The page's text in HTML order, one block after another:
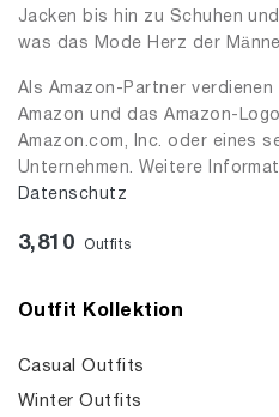
Jacken bis hin zu Schuhen
was das Mode Herz der
Als Amazon-Partner
Amazon und das Amazon-
Amazon.com, Inc. oder eines
Unternehmen. Weitere
Datenschutz
3,810 Outfits
Outfit Kollektion
Casual Outfits
Winter Outfits